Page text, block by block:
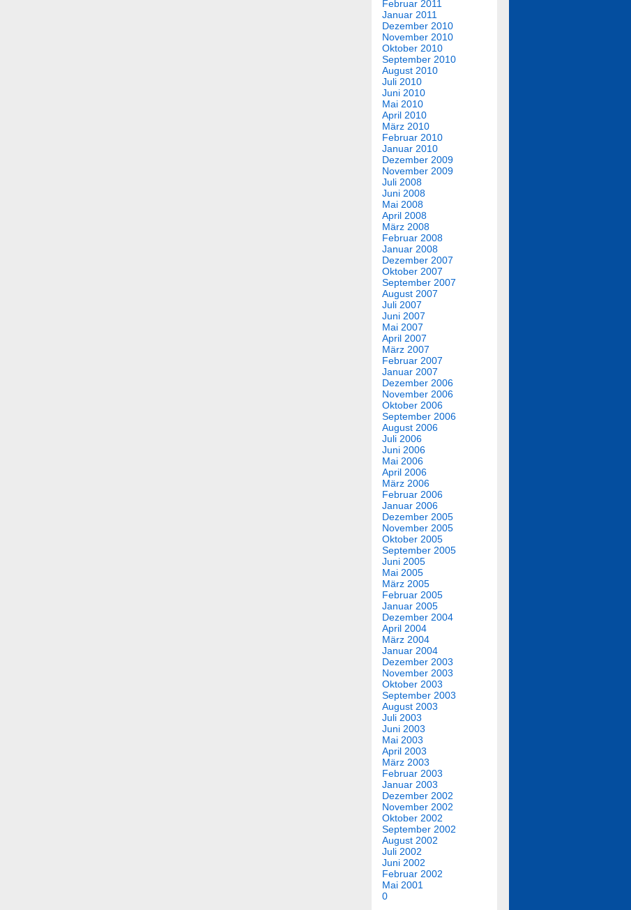
Februar 2011
Januar 2011
Dezember 2010
November 2010
Oktober 2010
September 2010
August 2010
Juli 2010
Juni 2010
Mai 2010
April 2010
März 2010
Februar 2010
Januar 2010
Dezember 2009
November 2009
Juli 2008
Juni 2008
Mai 2008
April 2008
März 2008
Februar 2008
Januar 2008
Dezember 2007
Oktober 2007
September 2007
August 2007
Juli 2007
Juni 2007
Mai 2007
April 2007
März 2007
Februar 2007
Januar 2007
Dezember 2006
November 2006
Oktober 2006
September 2006
August 2006
Juli 2006
Juni 2006
Mai 2006
April 2006
März 2006
Februar 2006
Januar 2006
Dezember 2005
November 2005
Oktober 2005
September 2005
Juni 2005
Mai 2005
März 2005
Februar 2005
Januar 2005
Dezember 2004
April 2004
März 2004
Januar 2004
Dezember 2003
November 2003
Oktober 2003
September 2003
August 2003
Juli 2003
Juni 2003
Mai 2003
April 2003
März 2003
Februar 2003
Januar 2003
Dezember 2002
November 2002
Oktober 2002
September 2002
August 2002
Juli 2002
Juni 2002
Februar 2002
Mai 2001
0